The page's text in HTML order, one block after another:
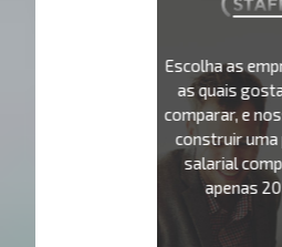
Escolha as
as quais
comparar, e
construir uma
salarial
apenas